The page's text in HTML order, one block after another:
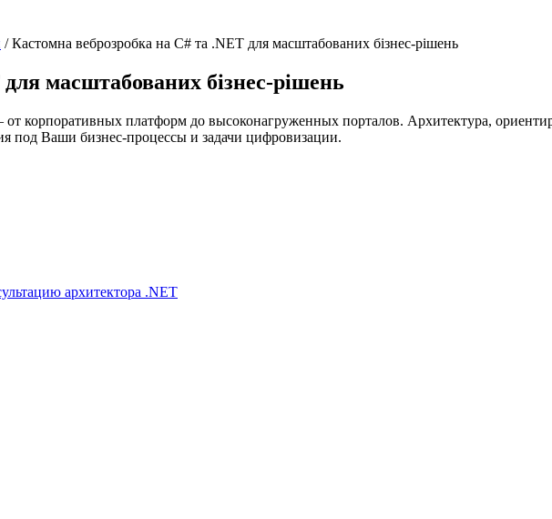
/Кастомна веброзробка на C# та .NET для масштабованих бізнес-рішень
масштабованих бізнес-рішень
корпоративных платформ до высоконагруженных порталов. Архитектура,
под Ваши бизнес-процессы и задачи цифровизации.
архитектора .NET